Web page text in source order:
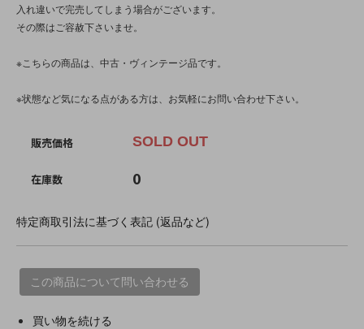
入れ違いで完売してしまう場合がございます。
その際はご容赦下さいませ。
※こちらの商品は、中古・ヴィンテージ品です。
※状態など気になる点がある方は、お気軽にお問い合わせ下さい。
販売価格 SOLD OUT
在庫数 0
特定商取引法に基づく表記 (返品など)
この商品について問い合わせる
買い物を続ける